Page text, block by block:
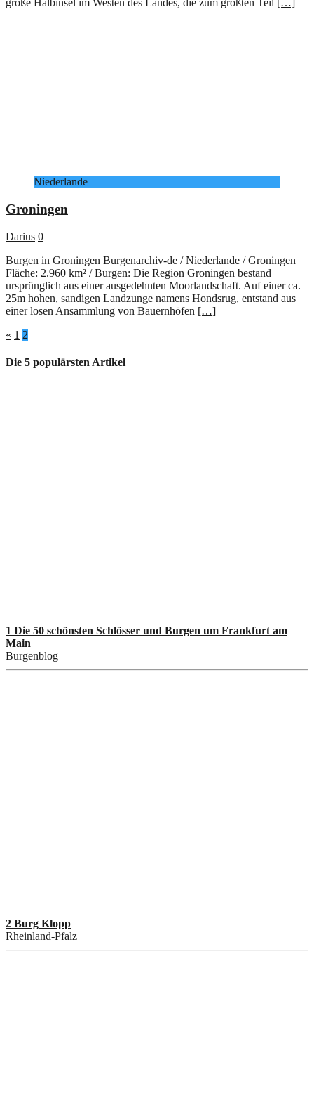
große Halbinsel im Westen des Landes, die zum größten Teil […]
Niederlande
Groningen
Darius 0
Burgen in Groningen Burgenarchiv-de / Niederlande / Groningen
Fläche: 2.960 km² / Burgen: Die Region Groningen bestand
ursprünglich aus einer ausgedehnten Moorlandschaft. Auf einer ca.
25m hohen, sandigen Landzunge namens Hondsrug, entstand aus
einer losen Ansammlung von Bauernhöfen […]
Seitennummerierung
der
« 1 2
Die 5 populärsten Artikel
1 Die 50 schönsten Schlösser und Burgen um Frankfurt am
Main
Burgenblog
2 Burg Klopp
Rheinland-Pfalz